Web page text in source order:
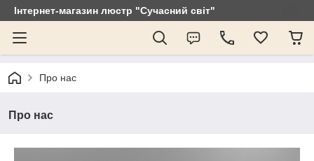
Інтернет-магазин люстр "Сучасний світ"
Про нас
Про нас